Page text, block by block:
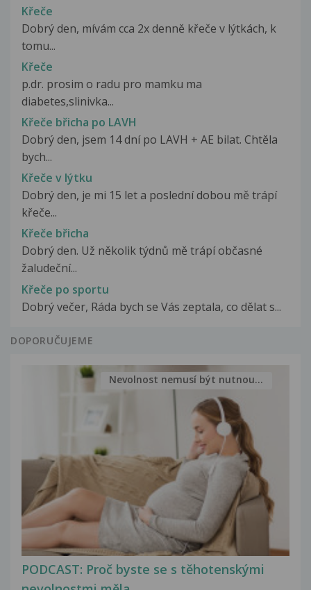
Křeče
Dobrý den, mívám cca 2x denně křeče v lýtkách, k
tomu...
Křeče
p.dr. prosim o radu pro mamku ma
diabetes,slinivka...
Křeče břicha po LAVH
Dobrý den, jsem 14 dní po LAVH + AE bilat. Chtěla
bych...
Křeče v lýtku
Dobrý den, je mi 15 let a poslední dobou mě trápí
křeče...
Křeče břicha
Dobrý den. Už několik týdnů mě trápí občasné
žaludeční...
Křeče po sportu
Dobrý večer, Ráda bych se Vás zeptala, co dělat s...
DOPORUČUJEME
PODCAST: Proč byste se s těhotenskými
Nevolnost nemusí být nutnou...